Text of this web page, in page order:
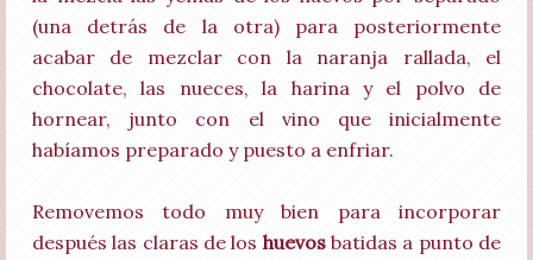
(una detrás de la otra) para posteriormente
acabar de mezclar con la naranja rallada, el
chocolate, las nueces, la harina y el polvo de
hornear, junto con el vino que inicialmente
habíamos preparado y puesto a enfriar.
Removemos todo muy bien para incorporar
después las claras de los huevosbatidas a punto de